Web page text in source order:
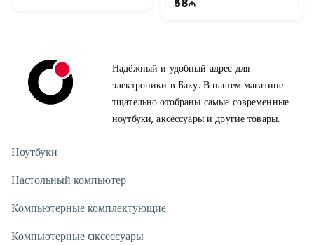
Надёжный и удобный адрес для
электроники в Баку. В нашем магазине
тщательно отобраны самые современные
ноутбуки, аксессуары и другие товары.
Ноутбуки
Настольный компьютер
Компьютерные комплектующие
Компьютерные aксессуары